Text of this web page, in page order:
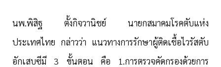
นพ.พิสิฐ ตั้งกิจวานิชย์ นายกสมาคมโรคตับแห่ง
ประเทศไทย กล่าวว่า แนวทางการรักษาผู้ติดเชื้อไวรัสตับ
อักเสบซีมี 3 ขั้นตอน คือ 1.การตรวจคัดกรองด้วยการ